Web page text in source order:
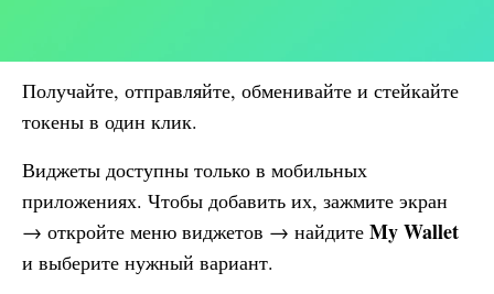
Получайте, отправляйте, обменивайте и стейкайте
токены в один клик.
Виджеты доступны только в мобильных
приложениях. Чтобы добавить их, зажмите экран
→ откройте меню виджетов → найдите My Wallet
и выберите нужный вариант.